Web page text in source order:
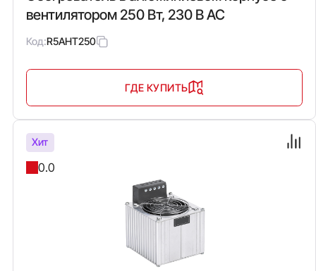
вентилятором 250 Вт, 230 В AC
Код:R5AHT250
ГДЕ КУПИТЬ
Хит
0.0